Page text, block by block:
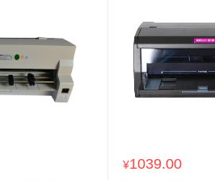
¥1039.00